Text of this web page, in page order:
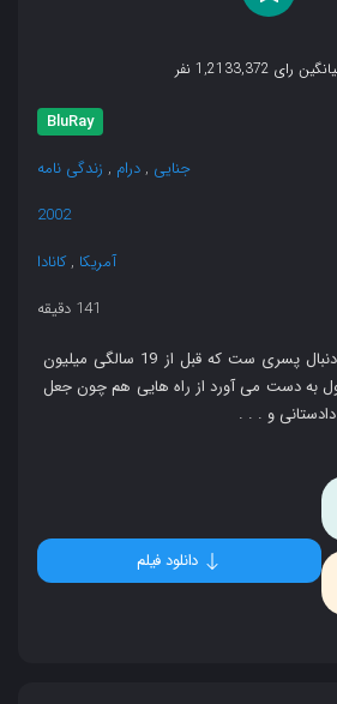
رای 1,2133,372 نفر
BluRay
جنایی ,درام , زندگی نامه
2002
آمریکا ,کانادا
141 دقیقه
یک مأمور اف.بی.آی. به دنبال پسری‌ ست که قبل از 19 سالگی میلیون‌
به‌ دست می‌ آورد از راه‌ هایی هم چون جعل
و . . .
دانلود فیلم